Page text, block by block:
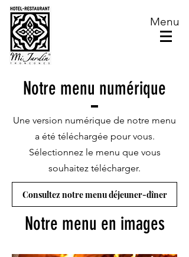
Menu
Notre menu numérique
Une version numérique de notre menu
a été téléchargée pour vous.
Sélectionnez le menu que vous
souhaitez télécharger.
Consultez notre menu déjeuner-dîner
Notre menu en images